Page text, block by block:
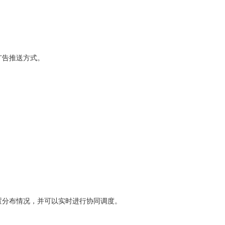
推送方式。
布情况，并可以实时进行协同调度。